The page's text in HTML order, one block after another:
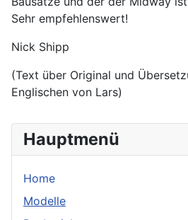
Hauptmenü
Home
Modelle
Sehr empfehlenswert!
Nick Shipp
(Text über Original und
Englischen von Lars)